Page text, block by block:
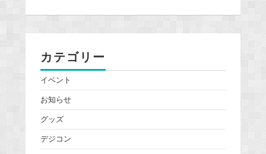
カテゴリー
イベント
お知らせ
グッズ
デジコン